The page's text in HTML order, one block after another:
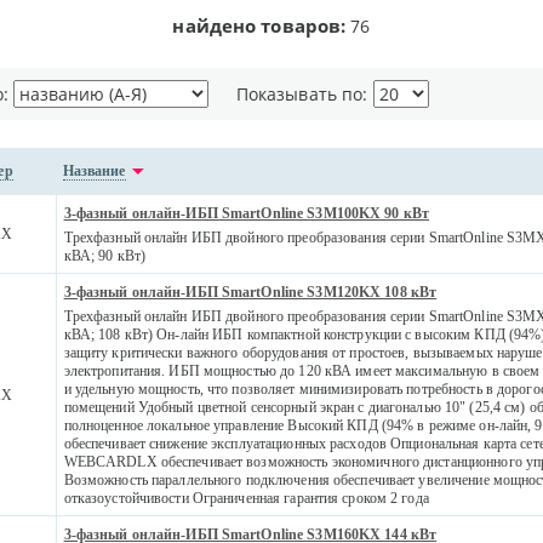
найдено товаров: 76
Показывать по:
Название
3-фазный онлайн-ИБП SmartOnline S3M100KX 90 кВт
Трехфазный онлайн ИБП двойного преобразования серии SmartOnline
кВА; 90 кВт)
3-фазный онлайн-ИБП SmartOnline S3M120KX 108 кВт
Трехфазный онлайн ИБП двойного преобразования серии SmartOnline
кВА; 108 кВт) Он-лайн ИБП компактной конструкции с высоким КПД (94%)
защиту критически важного оборудования от простоев, вызываемых
электропитания. ИБП мощностью до 120 кВА имеет максимальную в своем
и удельную мощность, что позволяет минимизировать потребность в
помещений Удобный цветной сенсорный экран с диагональю 10" (25,4 см)
полноценное локальное управление Высокий КПД (94% в режиме он-лайн,
обеспечивает снижение эксплуатационных расходов Опциональная карта
WEBCARDLX обеспечивает возможность экономичного дистанционного
Возможность параллельного подключения обеспечивает увеличение
отказоустойчивости Ограниченная гарантия сроком 2 года
3-фазный онлайн-ИБП SmartOnline S3M160KX 144 кВт